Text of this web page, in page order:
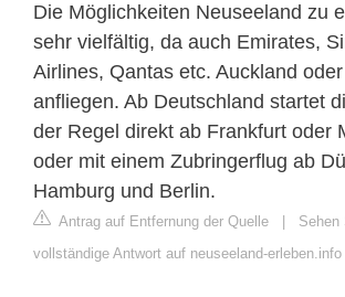
Die Möglichkeiten Neuseeland zu
sehr vielfältig, da auch Emirates,
Airlines, Qantas etc. Auckland
anfliegen. Ab Deutschland startet
der Regel direkt ab Frankfurt oder
oder mit einem Zubringerflug ab
Hamburg und Berlin.
Antrag auf Entfernung der Quelle
Sehen
vollständige Antwort auf neuseeland-erleben.info